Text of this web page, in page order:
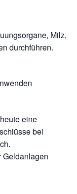
Milz,
durchführen.
eine
bei
Geldanlagen